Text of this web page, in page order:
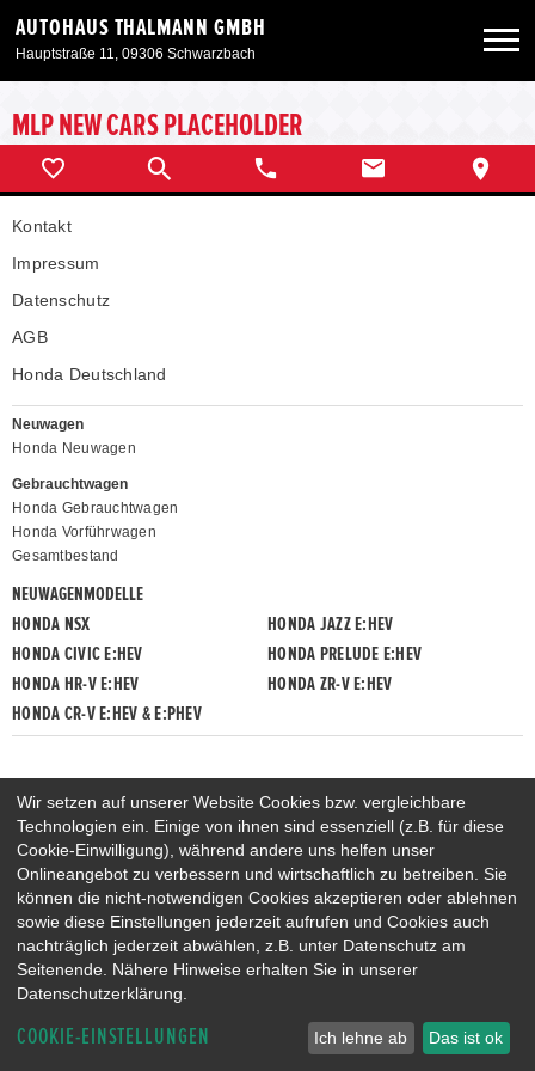
AUTOHAUS THALMANN GMBH
Hauptstraße 11, 09306 Schwarzbach
Neuwagen
Gebrauchtwagen
Angebote
Service & Zubehör
Unser Autohaus
MLP NEW CARS PLACEHOLDER
Kontakt
Impressum
Datenschutz
AGB
Honda Deutschland
Neuwagen
Honda Neuwagen
Gebrauchtwagen
Honda Gebrauchtwagen
Honda Vorführwagen
Gesamtbestand
NEUWAGENMODELLE
HONDA NSX
HONDA JAZZ E:HEV
HONDA CIVIC E:HEV
HONDA PRELUDE E:HEV
HONDA HR-V E:HEV
HONDA ZR-V E:HEV
HONDA CR-V E:HEV & E:PHEV
Wir setzen auf unserer Website Cookies bzw. vergleichbare
Technologien ein. Einige von ihnen sind essenziell (z.B. für diese
Cookie-Einwilligung), während andere uns helfen unser
Onlineangebot zu verbessern und wirtschaftlich zu betreiben. Sie
können die nicht-notwendigen Cookies akzeptieren oder ablehnen
sowie diese Einstellungen jederzeit aufrufen und Cookies auch
nachträglich jederzeit abwählen, z.B. unter Datenschutz am
Seitenende. Nähere Hinweise erhalten Sie in unserer
Datenschutzerklärung.
COOKIE-EINSTELLUNGEN Ich lehne ab Das ist ok